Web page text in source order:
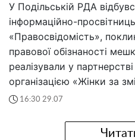
У Подільській РДА
інформаційно-
«Правосвідомість»,
правової обізнаності
реалізували у
організацією «Жінки за
16:30 29.07